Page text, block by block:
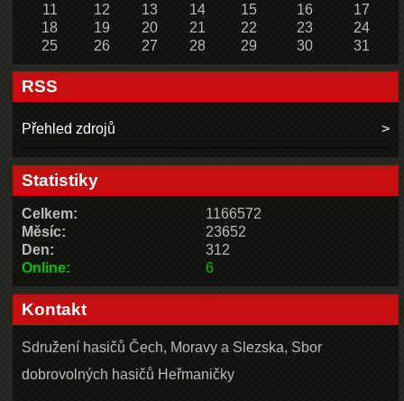
11
12 13 14 15 16
17
18
19 20 21 22 23
24
25
26 27 28 29 30 31
RSS
Přehled zdrojů
Statistiky
Online: 6
Celkem:
1166572
Měsíc:
23652
Den:
312
Kontakt
Sdružení hasičů Čech, Moravy a Slezska, Sbor
dobrovolných hasičů Heřmaničky